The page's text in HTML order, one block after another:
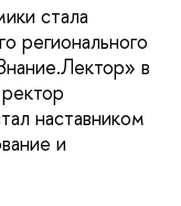
стала
регионального
в
наставником
и